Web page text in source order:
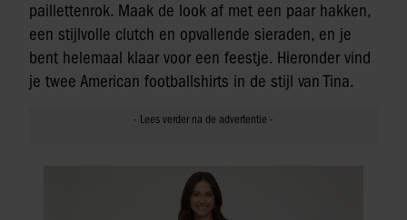
paillettenrok. Maak de look af met een paar hakken,
een stijlvolle clutch en opvallende sieraden, en je
bent helemaal klaar voor een feestje. Hieronder vind
je twee American footballshirts in de stijl van Tina.